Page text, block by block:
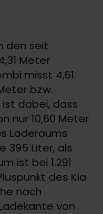
den seit
Meter
misst 4,61
bzw.
ist dabei, dass
nur 10,60 Meter
Laderaums
395 Liter, als
ist bei 1.291
des Kia
nach
von